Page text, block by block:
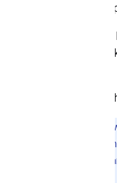
die Suche in Ihrer
bei der
von Inhalt in
die
Ihrer
Elemente usw.
oder